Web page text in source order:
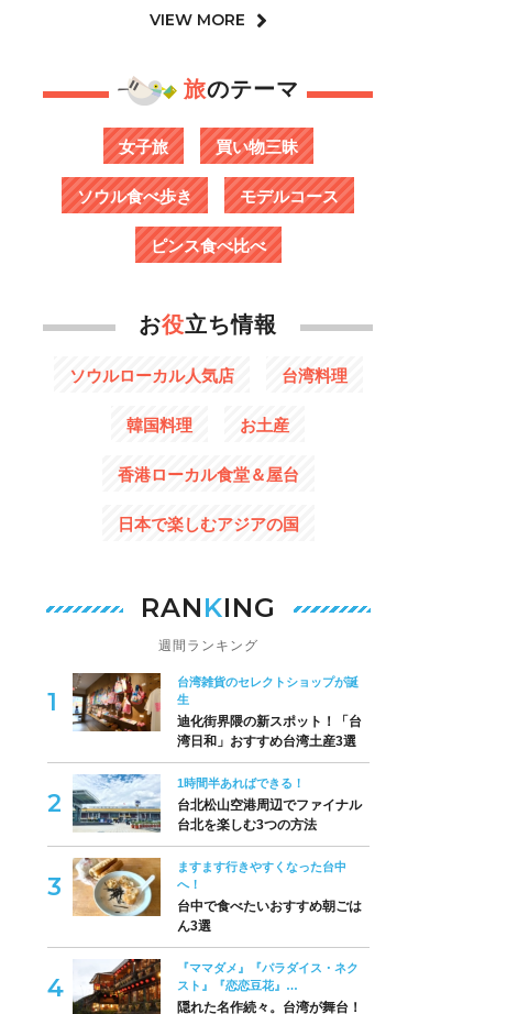
VIEW MORE
旅のテーマ
女子旅 買い物三昧
ソウル食べ歩き モデルコース
ピンス食べ比べ
お役立ち情報
ソウルローカル人気店 台湾料理
韓国料理 お土産
香港ローカル食堂＆屋台
日本で楽しむアジアの国
RANKING
週間ランキング
台湾雑貨のセレクトショップが誕
生
迪化街界隈の新スポット！「台
湾日和」おすすめ台湾土産3選
1時間半あればできる！
台北松山空港周辺でファイナル
台北を楽しむ3つの方法
ますます行きやすくなった台中
へ！
台中で食べたいおすすめ朝ごは
ん3選
『ママダメ』『パラダイス・ネク
スト』『恋恋豆花』…
隠れた名作続々。台湾が舞台！